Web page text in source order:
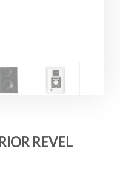
REVEL